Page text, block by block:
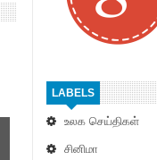
LABELS
உலக செய்திகள்
சினிமா